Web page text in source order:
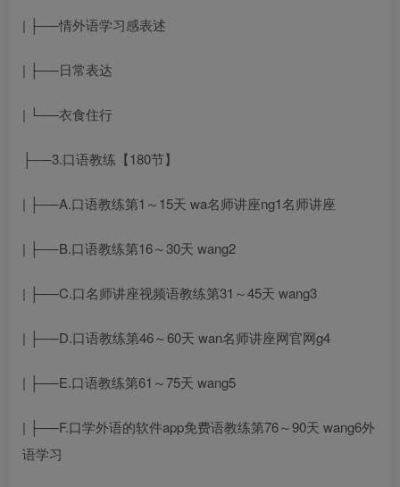
| ├──情外语学习感表述
| ├──日常表达
| └──衣食住行
├──3.口语教练【180节】
| ├──A.口语教练第1～15天 wa名师讲座ng1名师讲座
| ├──B.口语教练第16～30天 wang2
| ├──C.口名师讲座视频语教练第31～45天 wang3
| ├──D.口语教练第46～60天 wan名师讲座网官网g4
| ├──E.口语教练第61～75天 wang5
| ├──F.口学外语的软件app免费语教练第76～90天 wang6外
语学习